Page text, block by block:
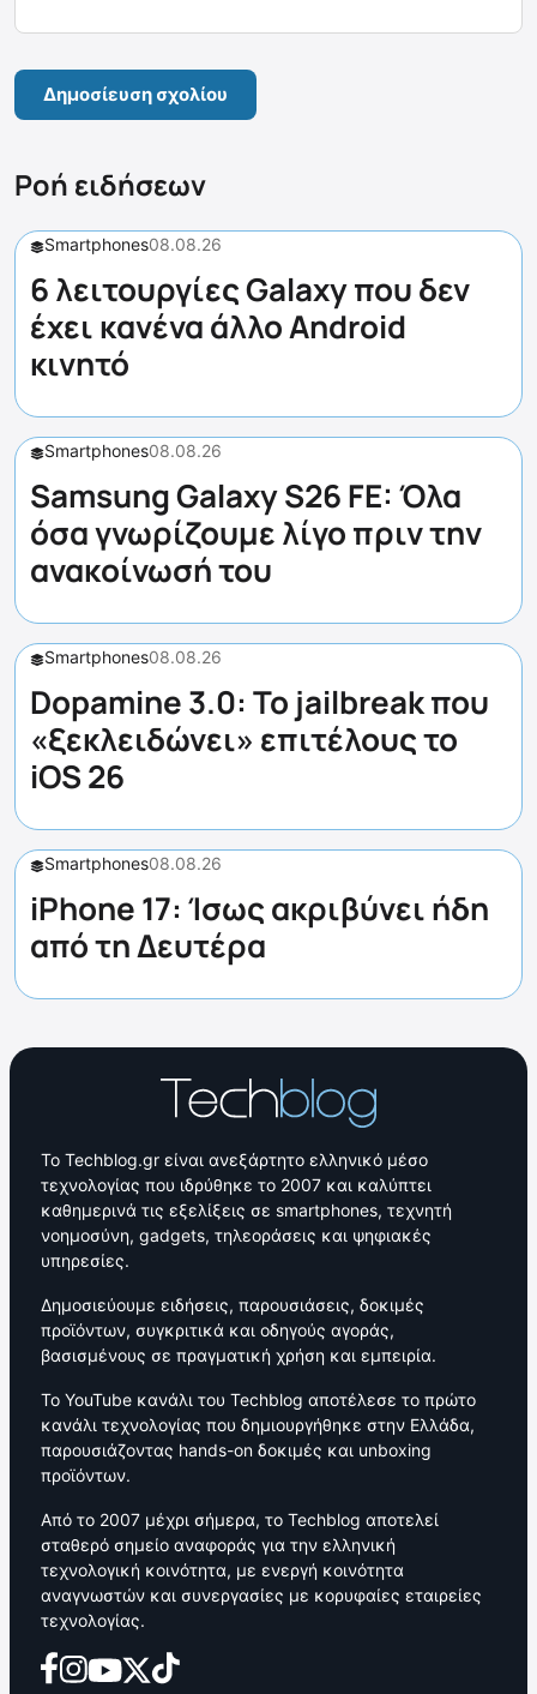
Ροή ειδήσεων
Smartphones08.08.26
6 λειτουργίες Galaxy που δεν
έχει κανένα άλλο Android
κινητό
Smartphones08.08.26
Samsung Galaxy S26 FE: Όλα
όσα γνωρίζουμε λίγο πριν την
ανακοίνωσή του
Smartphones08.08.26
Dopamine 3.0: Το jailbreak που
«ξεκλειδώνει» επιτέλους το
iOS 26
Smartphones08.08.26
iPhone 17: Ίσως ακριβύνει ήδη
από τη Δευτέρα
Το Techblog.gr είναι ανεξάρτητο ελληνικό μέσο
τεχνολογίας που ιδρύθηκε το 2007 και καλύπτει
καθημερινά τις εξελίξεις σε smartphones, τεχνητή
νοημοσύνη, gadgets, τηλεοράσεις και ψηφιακές
υπηρεσίες.
Δημοσιεύουμε ειδήσεις, παρουσιάσεις, δοκιμές
προϊόντων, συγκριτικά και οδηγούς αγοράς,
βασισμένους σε πραγματική χρήση και εμπειρία.
Το YouTube κανάλι του Techblog αποτέλεσε το πρώτο
κανάλι τεχνολογίας που δημιουργήθηκε στην Ελλάδα,
παρουσιάζοντας hands-on δοκιμές και unboxing
προϊόντων.
Από το 2007 μέχρι σήμερα, το Techblog αποτελεί
σταθερό σημείο αναφοράς για την ελληνική
τεχνολογική κοινότητα, με ενεργή κοινότητα
αναγνωστών και συνεργασίες με κορυφαίες εταιρείες
τεχνολογίας.